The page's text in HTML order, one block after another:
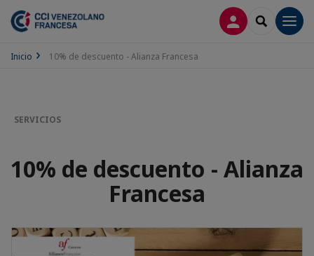
CONECTARSE
SEARCH
Inicio 10% de descuento - Alianza Francesa
SERVICIOS
10% de descuento - Alianza
Francesa